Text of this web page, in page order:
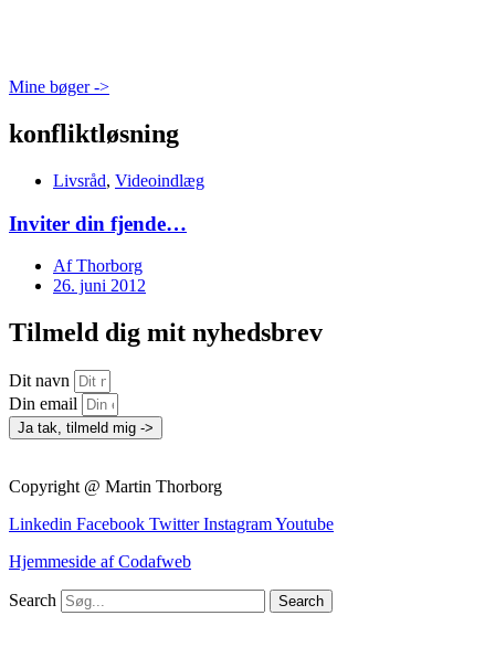
Mine bøger ->
konfliktløsning
Livsråd, Videoindlæg
Inviter din fjende…
AfThorborg
26. juni 2012
Tilmeld dig mit nyhedsbrev
Dit navn
Din email
Ja tak, tilmeld mig ->
Copyright @ Martin Thorborg
Linkedin Facebook Twitter InstagramYoutube
Hjemmeside af Codafweb
Search Search